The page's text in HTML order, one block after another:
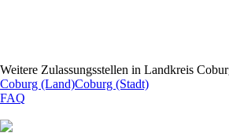
Weitere Zulassungsstellen in Landkreis
Coburg (Land)Coburg (Stadt)
FAQ